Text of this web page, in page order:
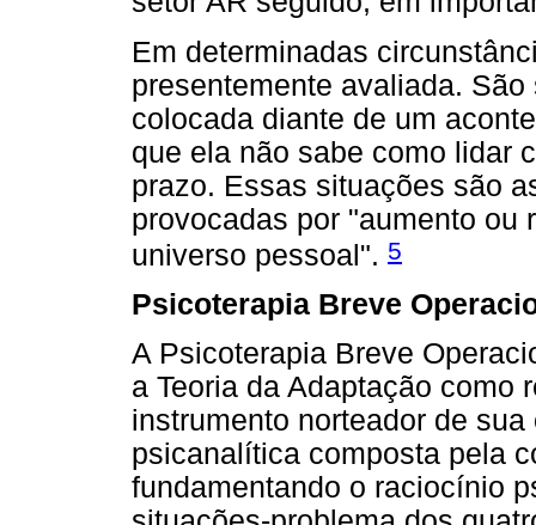
Em determinadas
presentemente avaliada.
colocada diante de um
que ela não sabe como lidar
prazo. Essas situações são
provocadas por "aumento ou
universo pessoal". 5
Psicoterapia Breve
A Psicoterapia Breve
a Teoria da Adaptação como
instrumento norteador de
psicanalítica composta pela
fundamentando o raciocínio